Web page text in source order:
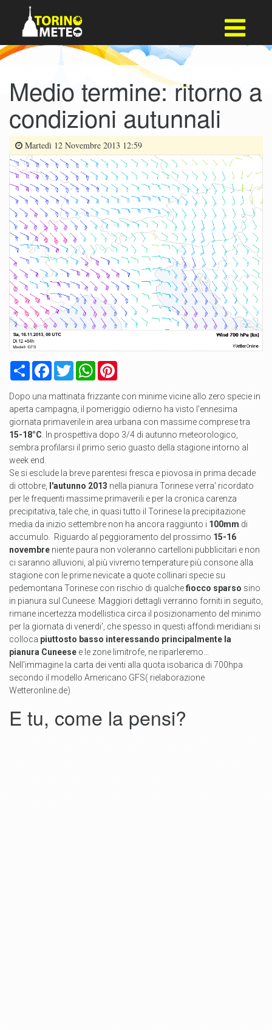
Medio termine: ritorno a
condizioni autunnali
Martedì 12 Novembre 2013 12:59
CondividiFacebook
TwitterWhatsApp
Dopo una mattinata frizzante con minime vicine allo zero specie in
aperta campagna, il pomeriggio odierno ha visto l'ennesima
giornata primaverile in area urbana con massime comprese tra
15-18°C. In prospettiva dopo 3/4 di autunno meteorologico,
sembra profilarsi il primo serio guasto della stagione intorno al
week end.
Se si esclude la breve parentesi fresca e piovosa in prima decade
di ottobre, l'autunno 2013 nella pianura Torinese verra' ricordato
per le frequenti massime primaverili e per la cronica carenza
precipitativa, tale che, in quasi tutto il Torinese la precipitazione
media da inizio settembre non ha ancora raggiunto i 100mm di
accumulo. Riguardo al peggioramento del prossimo 15-16
novembre niente paura non voleranno cartelloni pubblicitari e non
ci saranno alluvioni, al più vivremo temperature più consone alla
stagione con le prime nevicate a quote collinari specie su
pedemontana Torinese con rischio di qualchefiocco sparso sino
in pianura sul Cuneese. Maggiori dettagli verranno forniti in seguito,
rimane incertezza modellistica circa il posizionamento del minimo
per la giornata di venerdi', che spesso in questi affondi meridiani si
colloca piuttosto basso interessando principalmente la
pianura Cuneese e le zone limitrofe, ne riparleremo...
Nell'immagine la carta dei venti alla quota isobarica di 700hpa
secondo il modello Americano GFS( rielaborazione
Wetteronline.de)
E tu, come la pensi?